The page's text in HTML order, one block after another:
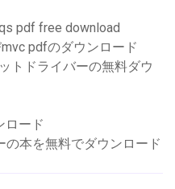
pdf free download
pdfのダウンロード
トドライバーの無料ダウ
ロード
本を無料でダウンロード